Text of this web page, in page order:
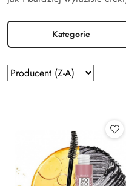
Kategorie
Zastosowano
sortowanie:
Sortuj
według